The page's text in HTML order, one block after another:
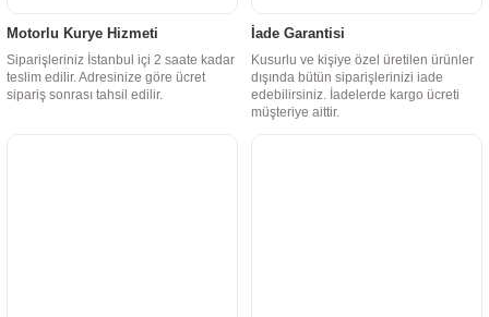
Motorlu Kurye Hizmeti
Siparişleriniz İstanbul içi 2 saate kadar
teslim edilir. Adresinize göre ücret
sipariş sonrası tahsil edilir.
İade Garantisi
Kusurlu ve kişiye özel üretilen ürünler
dışında bütün siparişlerinizi iade
edebilirsiniz. İadelerde kargo ücreti
müşteriye aittir.